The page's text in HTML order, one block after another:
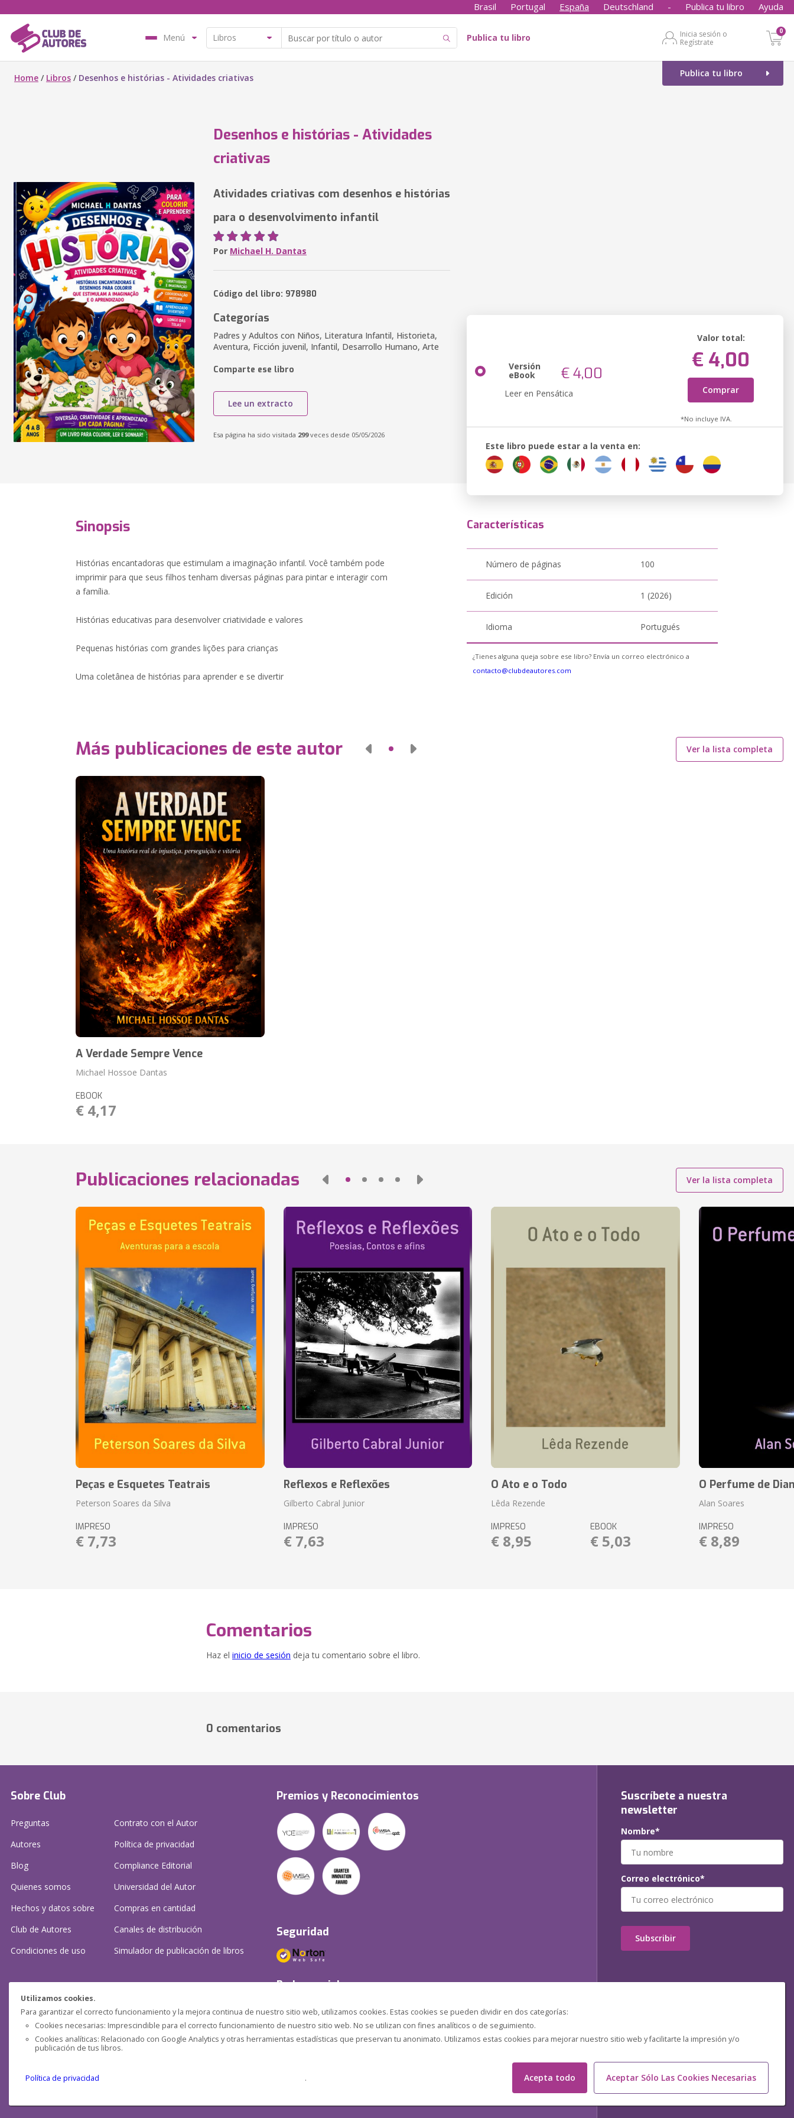
Utilizamos cookies.
Para garantizar el correcto funcionamiento y la mejora continua de nuestro sitio web, utilizamos cookies. Estas cookies se pueden dividir en dos categorías:
Cookies necesarias: Imprescindible para el correcto funcionamiento de nuestro sitio web. No se utilizan con fines analíticos o de seguimiento.
Cookies analíticas: Relacionado con Google Analytics y otras herramientas estadísticas que preservan tu anonimato. Utilizamos estas cookies para mejorar nuestro sitio web y facilitarte la impresión y/o
publicación de tus libros.
Política de privacidad . Acepta todo Aceptar Sólo Las Cookies Necesarias
Brasil Portugal España Deutschland - Publica tu libro Ayuda
Menú Publica tu libro
Inicia sesión o
Regístrate
0
Publica tu libro
Home / Libros / Desenhos e histórias - Atividades criativas
Desenhos e histórias - Atividades
criativas
Atividades criativas com desenhos e histórias
para o desenvolvimento infantil
Por Michael H. Dantas
Código del libro: 978980
Categorías
Padres y Adultos con Niños, Literatura Infantil, Historieta,
Aventura, Ficción juvenil, Infantil, Desarrollo Humano, Arte
Comparte ese libro
Lee un extracto
Esa página ha sido visitada 299veces desde 05/05/2026
Versión
eBook € 4,00
Leer en Pensática
Valor total:
€ 4,00
Comprar
*No incluye IVA.
Este libro puede estar a la venta en:
Sinopsis
Histórias encantadoras que estimulam a imaginação infantil. Você também pode
imprimir para que seus filhos tenham diversas páginas para pintar e interagir com
a família.
Histórias educativas para desenvolver criatividade e valores
Pequenas histórias com grandes lições para crianças
Uma coletânea de histórias para aprender e se divertir
Características
Número de páginas 100
Edición 1 (2026)
Idioma Portugués
¿Tienes alguna queja sobre ese libro? Envía un correo electrónico a
contacto@clubdeautores.com
Más publicaciones de este autor Ver la lista completa
A Verdade Sempre Vence
Michael Hossoe Dantas
EBOOK
€ 4,17
Publicaciones relacionadas Ver la lista completa
Peças e Esquetes Teatrais
Peterson Soares da Silva
IMPRESO
€ 7,73
Reflexos e Reflexões
Gilberto Cabral Junior
IMPRESO
€ 7,63
O Ato e o Todo
Lêda Rezende
IMPRESO
€ 8,95
EBOOK
€ 5,03
O Perfume de
Alan Soares
IMPRESO
€ 8,89
Comentarios
Haz el inicio de sesión deja tu comentario sobre el libro.
0 comentarios
Sobre Club
Preguntas
Autores
Blog
Quienes somos
Hechos y datos sobre
Club de Autores
Condiciones de uso
Contrato con el Autor
Política de privacidad
Compliance Editorial
Universidad del Autor
Compras en cantidad
Canales de distribución
Simulador de publicación de libros
¿Necesitas ayuda?
Preguntas frecuentes
Contacta con nosotros: (contacto@clubdeautores.com )
Premios y Reconocimientos
Seguridad
Redes sociales
Suscríbete a nuestra
newsletter
Nombre*
Correo electrónico*
Subscribir
Pensática Lda., Número de Identificação Fiscal 517215560